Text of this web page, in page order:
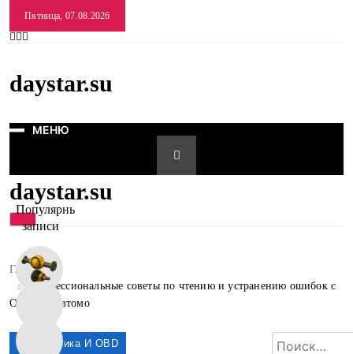
Пятница, 07.08.2026
daystar.su
МЕНЮ
daystar.su
МЕНЮ
Главная
Профессиональные советы по чтению и устранению ошибок с
OBD для автомо
Популярные
записи
Диагностика И OBD